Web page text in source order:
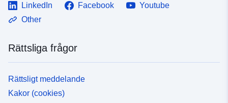
LinkedIn Facebook
Youtube
Other
Rättsliga frågor
Rättsligt meddelande
Kakor (cookies)